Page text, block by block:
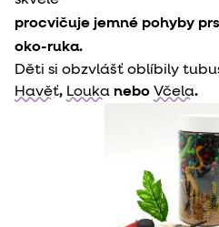
procvičuje jemné pohyby
oko-ruka.
Děti si obzvlášť oblíbily
Havěť, Louka nebo Včela.